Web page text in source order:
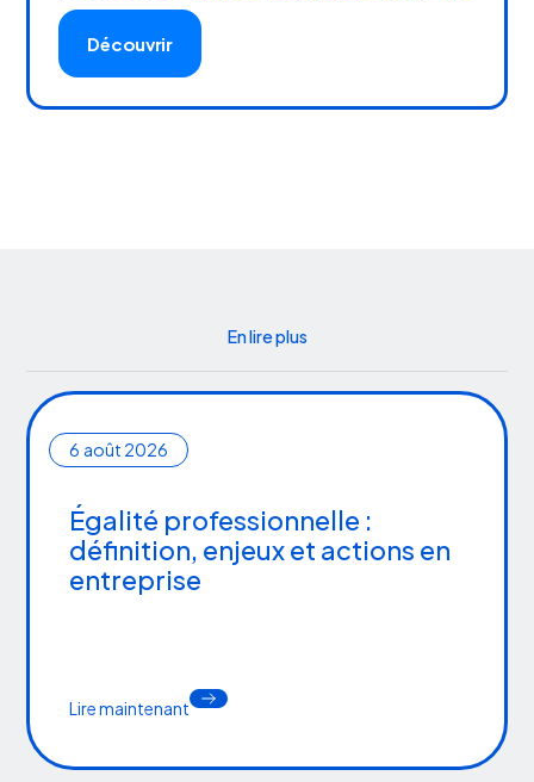
Découvrir
En lire plus
6 août 2026
Égalité professionnelle :
définition, enjeux et actions en
entreprise
Lire maintenant